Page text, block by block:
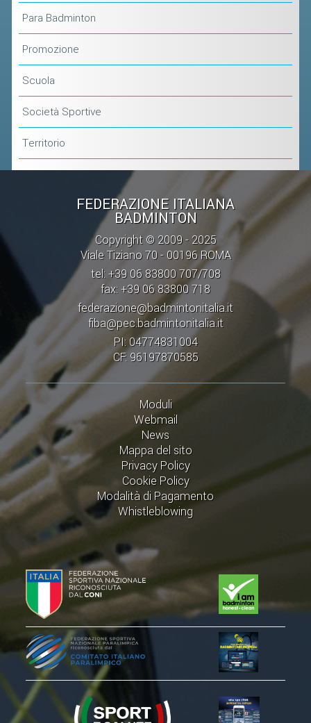
Para Badminton
Promozione
Scuola
Società Sportive
Territorio
FEDERAZIONE ITALIANA
BADMINTON
Copyright © 2009 - 2025
Viale Tiziano 70 - 00196 ROMA
tel: +39 06 83800 707/708
fax: +39 06 83800 718
federazione@badmintonitalia.it
fiba@pec.badmintonitalia.it
PI: 04774831004
CF: 96197870585
Moduli
Webmail
News
Mappa del sito
Privacy Policy
Cookie Policy
Modalità di Pagamento
Whistleblowing